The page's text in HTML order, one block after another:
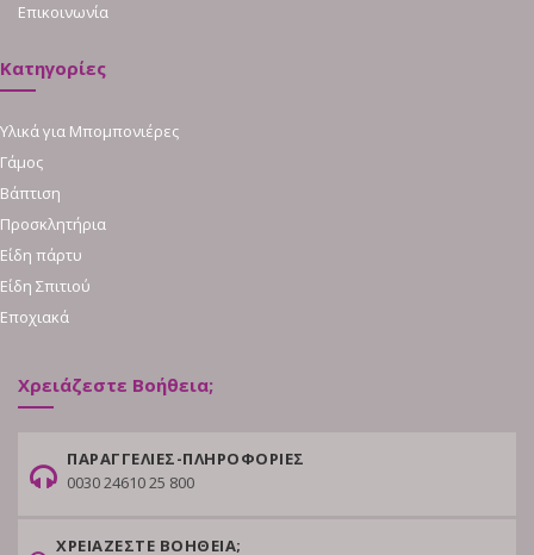
Επικοινωνία
Κατηγορίες
Υλικά για Μπομπονιέρες
Γάμος
Βάπτιση
Προσκλητήρια
Είδη πάρτυ
Είδη Σπιτιού
Εποχιακά
Χρειάζεστε Βοήθεια;
ΠΑΡΑΓΓΕΛΙΕΣ-ΠΛΗΡΟΦΟΡΙΕΣ
0030 24610 25 800
ΧΡΕΙΑΖΕΣΤΕ ΒΟΗΘΕΙΑ;